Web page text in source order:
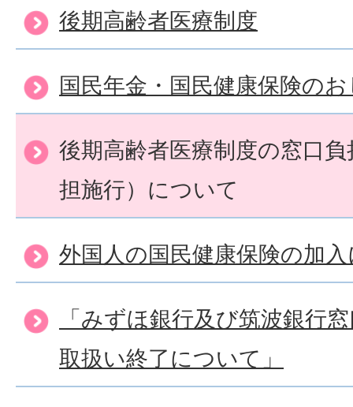
後期高齢者医療制度
国民年金・国民健康保険の
後期高齢者医療制度の窓口
担施行）について
外国人の国民健康保険の加
「みずほ銀行及び筑波銀行
取扱い終了について」